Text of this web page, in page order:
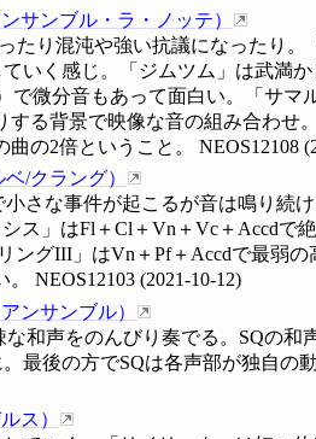
サンブル・ラ・ノッテ）
たり混沌や強い抗議になったり
いく感じ。「ジムツム」は武満
微分音もあって面白い。「サマ
る背景で映像な音の組み合わせ
の2倍ということ。
NEOS12108 (
ベ/クラング）
さな事件が起こるが音は鳴り続
ス」はFl＋Cl＋Vn＋Vc＋Accdで
グIII」はVn＋Pf＋Accdで最弱
NEOS12103 (2021-10-12)
ンサンブル）
和声をのんびり奏でる。SQの
最後の方でSQは各声部が独自の
ス ）